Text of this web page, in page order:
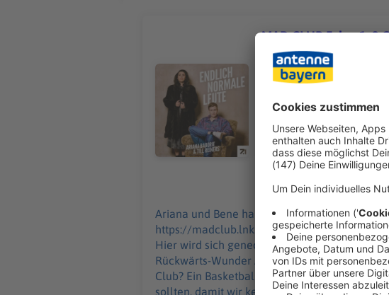
Audiotitel - MAD CLUB Folge 1: 2 Girls 1 Knack
MAD CLUB Folge 1: 2
Ariana und Bene haben einen neuen
Player eurer Wahl: https://madclub.lnk.to/
Sabo-Armband unter
beim Chiropraktiker.
sagen würde. Wir
Basketball-Club? Ein
lieber trennen sollten,
wichtiger – den
Luftballons.
29.11.2024 07:49 / 58min
Ariana und Bene haben einen neuen Podcast: MAD CLUB Für alle weiteren Folgen, folgt uns auf
https://madclub.lnk.to/fbuBFW Herzlich willkommen im MAD CLUB – dem Thomas-Sabo-Armband unter den Comedy-Podcasts.
Hier wird sich geneckt, gekabbelt und mehr
Rückwärts-Wunder Ariana Baborie sagen
Club? Ein Basketball-Club? Ein Buch-Club?
sollten, damit wir kein Couple-Podcast sind.